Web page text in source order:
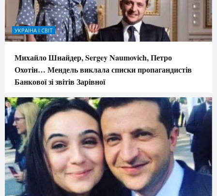
УКРАЇНА І СВІТ
Михайло Шнайдер, Sergey Naumovich, Петро
Охотін… Мендель виклала списки пропагандистів
Банкової зі звітів Зарівної